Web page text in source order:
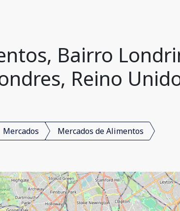
Bairro
Reino
Mercados Mercados de Alimentos